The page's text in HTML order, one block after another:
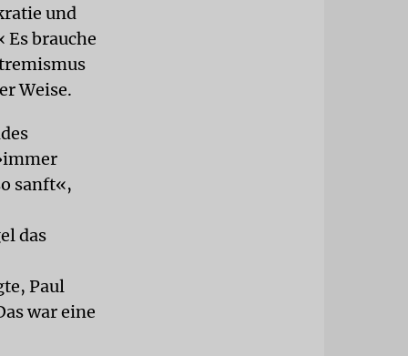
und
brauche
Weise.
sanft«,
das
Paul
war eine